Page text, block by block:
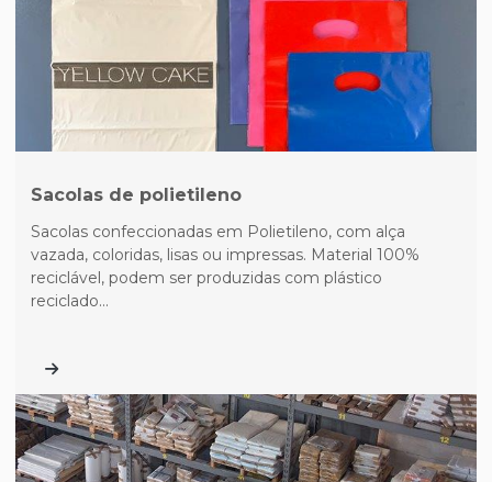
Sacolas de polietileno
Sacolas confeccionadas em Polietileno, com alça
vazada, coloridas, lisas ou impressas. Material 100%
reciclável, podem ser produzidas com plástico
reciclado...